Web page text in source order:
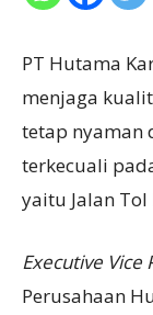
PT Hutama
menjaga
tetap nyaman
terkecuali
yaitu Jalan Tol
Executive Vice
Perusahaan